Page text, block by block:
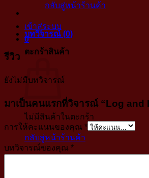
กลับสู่หน้าร้านค้า
เข้าสู่ระบบ
0
ตะกร้าสินค้า
ไม่มีสินค้าในตะกร้า
กลับสู่หน้าร้านค้า
บทวิจารณ์ (0)
รีวิว
ยังไม่มีบทวิจารณ์
มาเป็นคนแรกที่วิจารณ์ “Log and
การให้คะแนนของคุณ *
บทวิจารณ์ของคุณ *